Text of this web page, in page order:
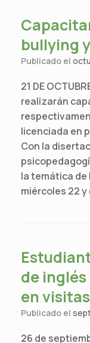
bullying
Publicado el
21 DE
realizarán
licenciada en
Con la
la temática de
miércoles 22
de inglés
en
Publicado el
26 de